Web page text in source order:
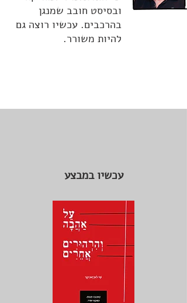
ובסיסט חובב שמנגן
בהרכבים. עכשיו רוצה גם
להיות משורר.
עכשיו במבצע